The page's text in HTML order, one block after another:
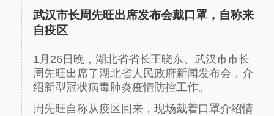
武汉市长周先旺出席发布会戴口罩，自称来
自疫区
1月26日晚，湖北省省长王晓东、武汉市市长
周先旺出席了湖北省人民政府新闻发布会，介
绍新型冠状病毒肺炎疫情防控工作。
周先旺自称从疫区回来，现场戴着口罩介绍情